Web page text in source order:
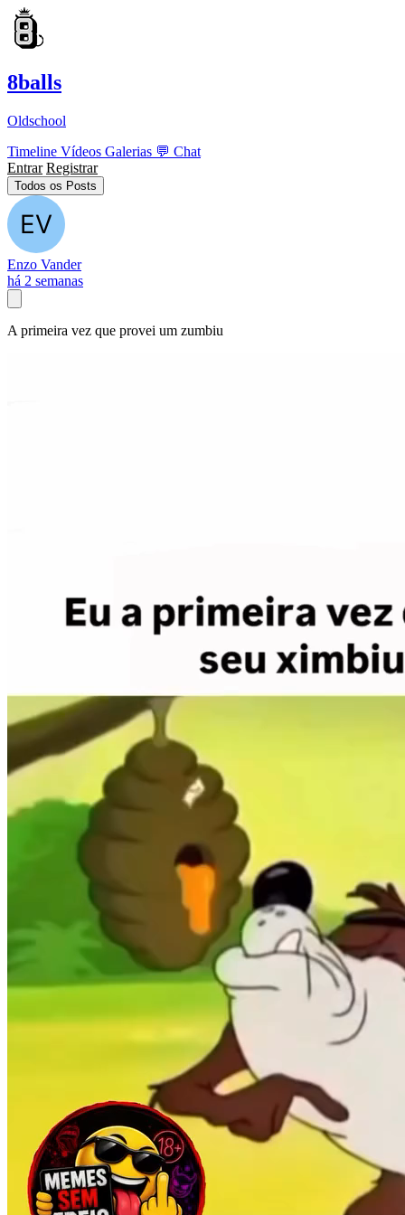
8balls
Oldschool
Timeline Vídeos Galerias 💬 Chat
Entrar Registrar
Todos os Posts
Enzo Vander
há 2 semanas
A primeira vez que provei um zumbiu